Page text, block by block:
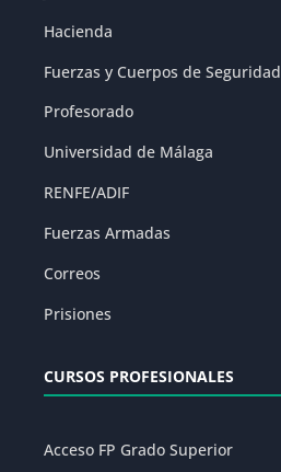
Hacienda
Fuerzas y Cuerpos de Seguridad
Profesorado
Universidad de Málaga
RENFE/ADIF
Fuerzas Armadas
Correos
Prisiones
CURSOS PROFESIONALES
Acceso FP Grado Superior